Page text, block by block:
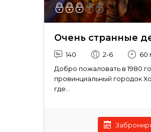
Очень странные
140 2-6 60
Добро пожаловать в 1980
провинциальный городок
где...